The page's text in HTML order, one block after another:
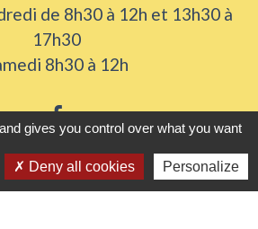
de 8h30 à 12h et 13h30 à
17h30
8h30 à 12h
Liens utiles
gives you control over what you want
Deny all cookies Personalize